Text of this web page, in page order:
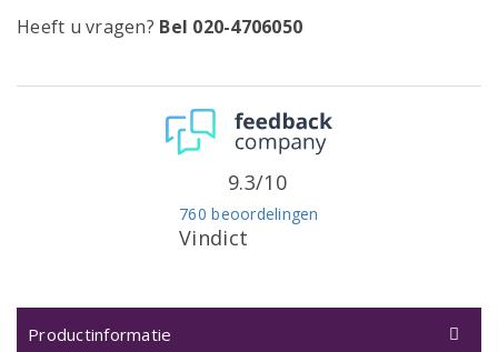
Heeft u vragen? Bel 020-4706050
Vindict
760 beoordelingen
9.3/10
Productinformatie